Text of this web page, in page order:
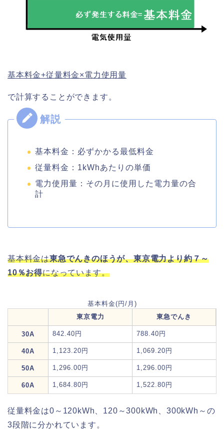
基本料金+従量料金×電力使用量
で計算することができます。
基本料金：必ずかかる最低料金
従量料金：1kWhあたりの単価
電力使用量：その月に使用した電力量の合
計
基本料金は東急でんきのほうが、東京電力より約７～
10％お得になっています。
基本料金(円/月)
東京電力
東急でんき
30A 842.40円 788.40円
40A 1,123.20円 1,069.20円
50A 1,296.00円 1,296.00円
60A 1,684.80円 1,522.80円
従量料金は0～120kWh、120～300kWh、300kWh～の
3段階に分かれています。